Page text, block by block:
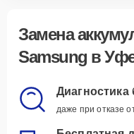
Замена
Samsung в
Диагностика
даже при отказе